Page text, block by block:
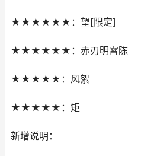
★★★★★★：望[限定]
★★★★★★：赤刃明霄陈
★★★★★：风絮
★★★★★：矩
新增说明：